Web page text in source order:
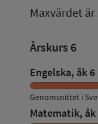
Maxvärdet är
Årskurs 6
Engelska, åk
Genomsnittet i
Matematik,